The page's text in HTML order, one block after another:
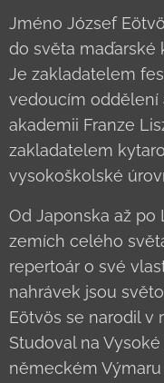
Jméno József
do světa maďarské
Je zakladatelem
vedoucím oddělení
akademii Franze
zakladatelem
vysokoškolské
Od Japonska až
zemích celého
repertoár o své
nahrávek jsou
Eötvös se narodil v
Studoval na
německém